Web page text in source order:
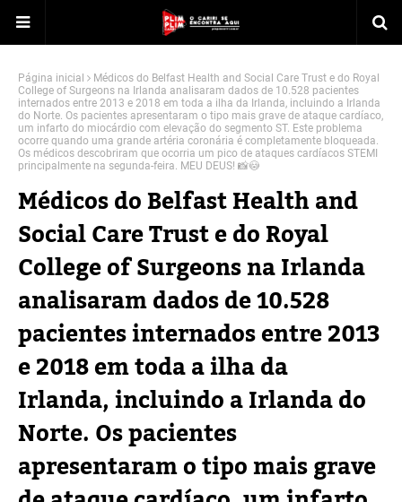
Página inicial
Médicos do Belfast Health and Social Care Trust e do Royal
College of Surgeons na Irlanda analisaram dados de 10.528 pacientes
internados entre 2013 e 2018 em toda a ilha da Irlanda, incluindo a Irlanda
do Norte. Os pacientes apresentaram o tipo mais grave de ataque cardíaco,
um infarto do miocárdio com elevação do segmento ST. Este problema
ocorre quando uma grande artéria coronária é completamente bloqueada.
Os médicos descobriram que ocorria um pico de ataques cardíacos STEMI
principalmente na segunda-feira. MEU DEUS! 📸😳
Médicos do Belfast Health and
Social Care Trust e do Royal
College of Surgeons na Irlanda
analisaram dados de 10.528
pacientes internados entre 2013
e 2018 em toda a ilha da
Irlanda, incluindo a Irlanda do
Norte. Os pacientes
apresentaram o tipo mais grave